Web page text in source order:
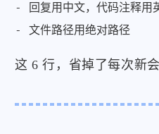
- 回复用中文，代码注释用
- 文件路径用绝对路径
这 6 行，省掉了每次新